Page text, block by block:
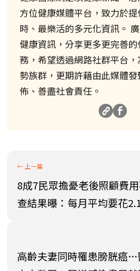
方位健康媒體平台，致力於
時、最樂活的多元化資訊。
健康資訊，分享更多更完善
務，希望透過網路社群平台
勢族群，更期許藉由此媒體
佈、善盡社會責任。
8成7民眾擔憂老後照顧費
查結果曝：每月平均要花
高齡夫妻同時罹患膀胱癌